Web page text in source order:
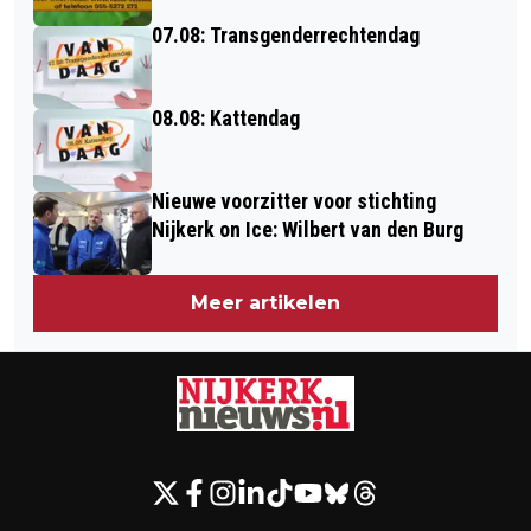
07.08: Transgenderrechtendag
08.08: Kattendag
Nieuwe voorzitter voor stichting
Nijkerk on Ice: Wilbert van den Burg
Meer artikelen